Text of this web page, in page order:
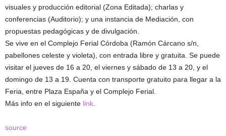
visuales y producción editorial (Zona Editada); charlas y
conferencias (Auditorio); y una instancia de Mediación, con
propuestas pedagógicas y de divulgación.
Se vive en el Complejo Ferial Córdoba (Ramón Cárcano s/n,
pabellones celeste y violeta), con entrada libre y gratuita. Se puede
visitar el jueves de 16 a 20, el viernes y sábado de 13 a 20, y el
domingo de 13 a 19. Cuenta con transporte gratuito para llegar a la
Feria, entre Plaza España y el Complejo Ferial.
Más info en el siguiente link.
source